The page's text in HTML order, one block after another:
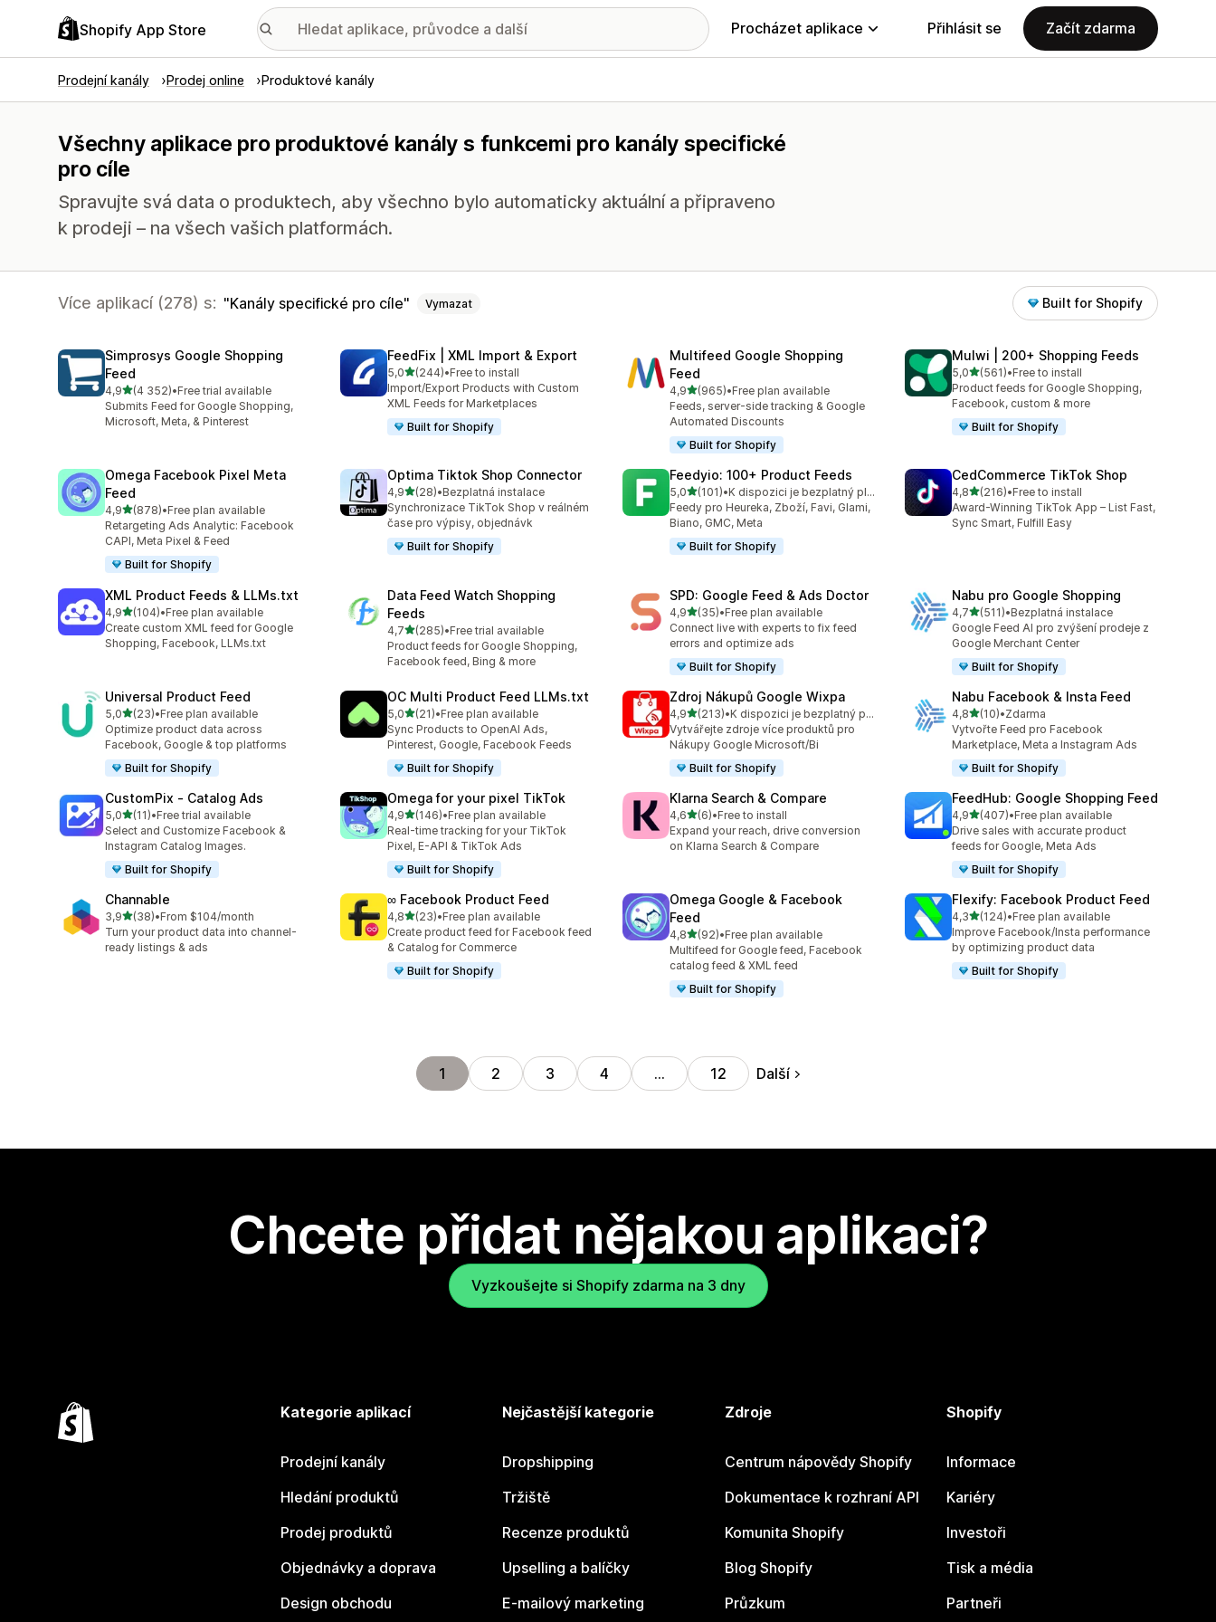
Shopify App Store Procházet aplikace Přihlásit se Začít zdarma
Prodejní kanály Prodej online Produktové kanály
Všechny aplikace pro produktové kanály s funkcemi pro kanály specifické
pro cíle
Spravujte svá data o produktech, aby všechno bylo automaticky aktuální a připraveno
k prodeji – na všech vašich platformách.
Více aplikací (278) s: Kanály specifické pro cíle Vymazat Built for Shopify
Simprosys Google Shopping
Feed
4,9z 5 hvězd
(4 352)
Celkový počet recenzí: 4352
•Free trial available
Submits Feed for Google Shopping,
Microsoft, Meta, & Pinterest
FeedFix | XML Import & Export
5,0z 5 hvězd
(244)
Celkový počet recenzí: 244
•Free to install
Import/Export Products with Custom
XML Feeds for Marketplaces
Built for Shopify
Multifeed Google Shopping
Feed
4,9z 5 hvězd
(965)
Celkový počet recenzí: 965
•Free plan available
Feeds, server-side tracking & Google
Automated Discounts
Built for Shopify
Mulwi | 200+ Shopping Feeds
5,0z 5 hvězd
(561)
Celkový počet recenzí: 561
•Free to install
Product feeds for Google Shopping,
Facebook, custom & more
Built for Shopify
Omega Facebook Pixel Meta
Feed
4,9z 5 hvězd
(878)
Celkový počet recenzí: 878
•Free plan available
Retargeting Ads Analytic: Facebook
CAPI, Meta Pixel & Feed
Built for Shopify
Optima Tiktok Shop Connector
4,9z 5 hvězd
(28)
Celkový počet recenzí: 28
•Bezplatná instalace
Synchronizace TikTok Shop v reálném
čase pro výpisy, objednávk
Built for Shopify
Feedyio: 100+ Product Feeds
5,0z 5 hvězd
(101)
Celkový počet recenzí: 101
•
K dispozici je bezplatný plán
Feedy pro Heureka, Zboží, Favi, Glami,
Biano, GMC, Meta
Built for Shopify
CedCommerce TikTok Shop
4,8z 5 hvězd
(216)
Celkový počet recenzí: 216
•Free to install
Award-Winning TikTok App – List Fast,
Sync Smart, Fulfill Easy
XML Product Feeds & LLMs.txt
4,9z 5 hvězd
(104)
Celkový počet recenzí: 104
•Free plan available
Create custom XML feed for Google
Shopping, Facebook, LLMs.txt
Data Feed Watch Shopping
Feeds
4,7z 5 hvězd
(285)
Celkový počet recenzí: 285
•Free trial available
Product feeds for Google Shopping,
Facebook feed, Bing & more
SPD: Google Feed & Ads Doctor
4,9z 5 hvězd
(35)
Celkový počet recenzí: 35
•Free plan available
Connect live with experts to fix feed
errors and optimize ads
Built for Shopify
Nabu pro Google Shopping
4,7z 5 hvězd
(511)
Celkový počet recenzí: 511
•Bezplatná instalace
Google Feed AI pro zvýšení prodeje z
Google Merchant Center
Built for Shopify
Universal Product Feed
5,0z 5 hvězd
(23)
Celkový počet recenzí: 23
•Free plan available
Optimize product data across
Facebook, Google & top platforms
Built for Shopify
OC Multi Product Feed LLMs.txt
5,0z 5 hvězd
(21)
Celkový počet recenzí: 21
•Free plan available
Sync Products to OpenAI Ads,
Pinterest, Google, Facebook Feeds
Built for Shopify
Zdroj Nákupů Google Wixpa
4,9z 5 hvězd
(213)
Celkový počet recenzí: 213
•
K dispozici je bezplatný plán
Vytvářejte zdroje více produktů pro
Nákupy Google Microsoft/Bi
Built for Shopify
Nabu Facebook & Insta Feed
4,8z 5 hvězd
(10)
Celkový počet recenzí: 10
•Zdarma
Vytvořte Feed pro Facebook
Marketplace, Meta a Instagram Ads
Built for Shopify
CustomPix ‑ Catalog Ads
5,0z 5 hvězd
(11)
Celkový počet recenzí: 11
•Free trial available
Select and Customize Facebook &
Instagram Catalog Images.
Built for Shopify
Omega for your pixel TikTok
4,9z 5 hvězd
(146)
Celkový počet recenzí: 146
•Free plan available
Real-time tracking for your TikTok
Pixel, E-API & TikTok Ads
Built for Shopify
Klarna Search & Compare
4,6z 5 hvězd
(6)
Celkový počet recenzí: 6
•Free to install
Expand your reach, drive conversion
on Klarna Search & Compare
FeedHub: Google Shopping Feed
4,9z 5 hvězd
(407)
Celkový počet recenzí: 407
•Free plan available
Drive sales with accurate product
feeds for Google, Meta Ads
Built for Shopify
Channable
3,9z 5 hvězd
(38)
Celkový počet recenzí: 38
•From $104/month
Turn your product data into channel-
ready listings & ads
∞ Facebook Product Feed
4,8z 5 hvězd
(23)
Celkový počet recenzí: 23
•Free plan available
Create product feed for Facebook feed
& Catalog for Commerce
Built for Shopify
Omega Google & Facebook
Feed
4,8z 5 hvězd
(92)
Celkový počet recenzí: 92
•Free plan available
Multifeed for Google feed, Facebook
catalog feed & XML feed
Built for Shopify
Flexify: Facebook Product Feed
4,3z 5 hvězd
(124)
Celkový počet recenzí: 124
•Free plan available
Improve Facebook/Insta performance
by optimizing product data
Built for Shopify
1 2 3 4 … 12 Další
Chcete přidat nějakou aplikaci?
Vyzkoušejte si Shopify zdarma na 3 dny
Kategorie aplikací
Prodejní kanály
Hledání produktů
Prodej produktů
Objednávky a doprava
Design obchodu
Nejčastější kategorie
Dropshipping
Tržiště
Recenze produktů
Upselling a balíčky
E-mailový marketing
Zdroje
Centrum nápovědy Shopify
Dokumentace k rozhraní API
Komunita Shopify
Blog Shopify
Průzkum
Shopify
Informace
Kariéry
Investoři
Tisk a média
Partneři